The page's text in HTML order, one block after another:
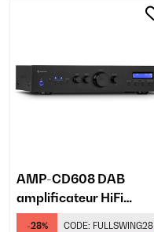
AMP-CD608 DAB
amplificateur HiFi
stéréo
-28% CODE: FULLSWING28